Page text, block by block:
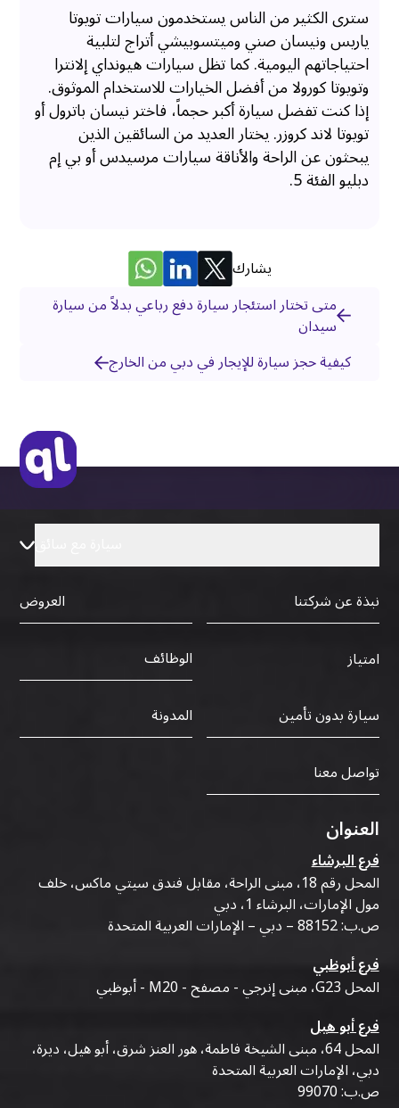
سترى الكثير من الناس يستخدمون سيارات تويوتا
ياريس ونيسان صني وميتسوبيشي أتراج لتلبية
احتياجاتهم اليومية. كما تظل سيارات هيونداي إلانترا
وتويوتا كورولا من أفضل الخيارات للاستخدام الموثوق.
إذا كنت تفضل سيارة أكبر حجماً، فاختر نيسان باترول أو
تويوتا لاند كروزر. يختار العديد من السائقين الذين
يبحثون عن الراحة والأناقة سيارات مرسيدس أو بي إم
دبليو الفئة 5.
يشارك
متى تختار استئجار سيارة دفع رباعي بدلاً من سيارة
سيدان
كيفية حجز سيارة للإيجار في دبي من الخارج
نبذة عن شركتنا
العروض
امتياز
الوظائف
سيارة بدون تأمين
المدونة
تواصل معنا
العنوان
فرع البرشاء
المحل رقم 18، مبنى الراحة، مقابل فندق سيتي ماكس، خلف
مول الإمارات، البرشاء 1، دبي
ص.ب: 88152 – دبي – الإمارات العربية المتحدة
فرع أبوظبي
المحل G23، مبنى إنرجي - مصفح - M20 - أبوظبي
فرع أبو هيل
المحل 64، مبنى الشيخة فاطمة، هور العنز شرق، أبو هيل، ديرة،
دبي، الإمارات العربية المتحدة
ص.ب: 99070